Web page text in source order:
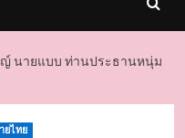
นายแบบ ท่านประธานหนุ่ม
ยไทย